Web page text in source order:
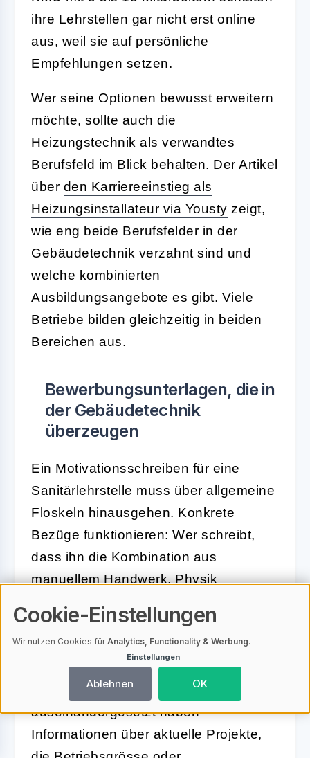
ihre Lehrstellen gar nicht erst online
aus, weil sie auf persönliche
Empfehlungen setzen.
Wer seine Optionen bewusst erweitern
möchte, sollte auch die
Heizungstechnik als verwandtes
Berufsfeld im Blick behalten. Der Artikel
über den Karriereeinstieg als
Heizungsinstallateur via Yousty zeigt,
wie eng beide Berufsfelder in der
Gebäudetechnik verzahnt sind und
welche kombinierten
Ausbildungsangebote es gibt. Viele
Betriebe bilden gleichzeitig in beiden
Bereichen aus.
Bewerbungsunterlagen, die in
der Gebäudetechnik
überzeugen
Ein Motivationsschreiben für eine
Sanitärlehrstelle muss über allgemeine
Floskeln hinausgehen. Konkrete
Bezüge funktionieren: Wer schreibt,
dass ihn die Kombination aus
manuellem Handwerk, Physik
Kundenkontakt begeistert, hebt sich
sofort von der Masse ab. Betriebe
achten ausserdem darauf, ob
Bewerber sich mit dem Unternehmen
auseinandergesetzt haben –
Informationen über aktuelle Projekte,
Cookie-Einstellungen
Wir nutzen Cookies fürAnalytics, Functionality & Werbung.
Einstellungen
Ablehnen OK